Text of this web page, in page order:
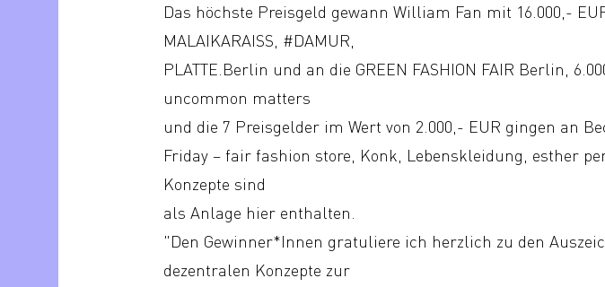
Das höchste Preisgeld gewann William Fan mit 16.000,-
MALAIKARAISS, #DAMUR,
PLATTE.Berlin und an die GREEN FASHION FAIR Berlin,
uncommon matters
und die 7 Preisgelder im Wert von 2.000,- EUR gingen an
Friday – fair fashion store, Konk, Lebenskleidung, esther
Konzepte sind
als Anlage hier enthalten.
"Den Gewinner*Innen gratuliere ich herzlich zu den
dezentralen Konzepte zur